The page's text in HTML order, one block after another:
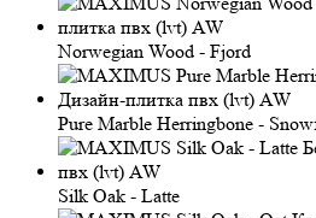
Norwegian Wood - Fjord
Pure Marble Herringbone -
Silk Oak - Latte